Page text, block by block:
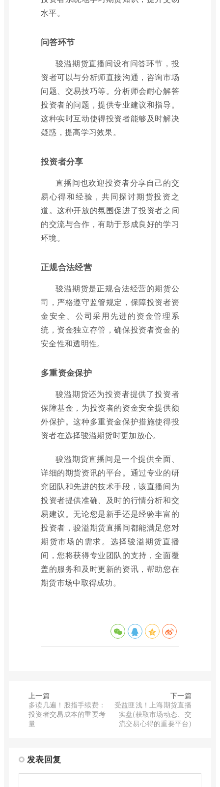
水平。
问答环节
骏溢期货直播间设有问答环节，投
资者可以与分析师直接沟通，咨询市场
问题、交易技巧等。分析师会耐心解答
投资者的问题，提供专业建议和指导。
这种实时互动使得投资者能够及时解决
疑惑，提高学习效果。
投资者分享
直播间也欢迎投资者分享自己的交
易心得和经验，共同探讨期货投资之
道。这种开放的氛围促进了投资者之间
的交流与合作，有助于形成良好的学习
环境。
正规合法经营
骏溢期货是正规合法经营的期货公
司，严格遵守监管规定，保障投资者资
金安全。公司采用先进的资金管理系
统，资金独立存管，确保投资者资金的
安全性和透明性。
多重资金保护
骏溢期货还为投资者提供了投资者
保障基金，为投资者的资金安全提供额
外保护。这种多重资金保护措施使得投
资者在选择骏溢期货时更加放心。
骏溢期货直播间是一个提供全面、
详细的期货资讯的平台。通过专业的研
究团队和先进的技术手段，该直播间为
投资者提供准确、及时的行情分析和交
易建议。无论您是新手还是经验丰富的
投资者，骏溢期货直播间都能满足您对
期货市场的需求。选择骏溢期货直播
间，您将获得专业团队的支持，全面覆
盖的服务和及时更新的资讯，帮助您在
期货市场中取得成功。
上一篇
多读几遍！股指手续费：
投资者交易成本的重要考
量
下一篇
受益匪浅！上海期货直播
实盘(获取市场动态、交
流交易心得的重要平台)
发表回复